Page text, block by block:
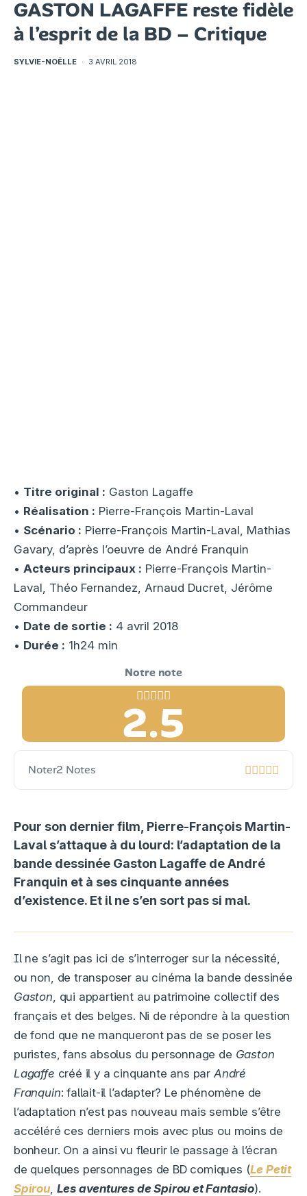
GASTON LAGAFFE reste fidèle
à l’esprit de la BD – Critique
SYLVIE-NOËLLE · 3 AVRIL 2018
Pour son dernier film, Pierre-François Martin-
Laval s’attaque à du lourd: l’adaptation de la
bande dessinée Gaston Lagaffe de André
Franquin et à ses cinquante années
d’existence. Et il ne s’en sort pas si mal.
Il ne s’agit pas ici de s’interroger sur la nécessité,
ou non, de transposer au cinéma la bande dessinée
Gaston , qui appartient au patrimoine collectif des
français et des belges. Ni de répondre à la question
de fond que ne manqueront pas de se poser les
puristes, fans absolus du personnage de Gaston
Lagaffe créé il y a cinquante ans par André
Franquin: fallait-il l’adapter? Le phénomène de
l’adaptation n’est pas nouveau mais semble s’être
accéléré ces derniers mois avec plus ou moins de
bonheur. On a ainsi vu fleurir le passage à l’écran
de quelques personnages de BD comiques (Le Petit
Spirou, Les aventures de Spirou et Fantasio).
Noter2 Notes
• Titre original : Gaston Lagaffe
• Réalisation : Pierre-François Martin-Laval
• Scénario : Pierre-François Martin-Laval, Mathias
Gavary, d’après l’oeuvre de André Franquin
• Acteurs principaux : Pierre-François Martin-
Laval, Théo Fernandez, Arnaud Ducret, Jérôme
Commandeur
• Date de sortie : 4 avril 2018
• Durée : 1h24 min
2.5